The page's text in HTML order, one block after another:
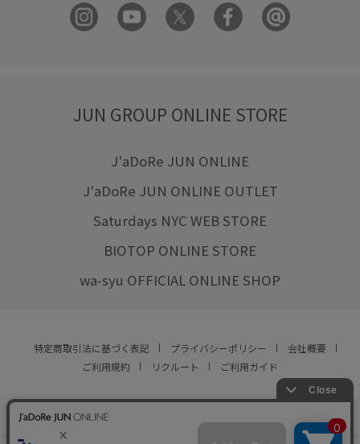
JUN GROUP ONLINE STORE
J'aDoRe JUN ONLINE
J'aDoRe JUN ONLINE OUTLET
Saturdays NYC WEB STORE
BIOTOP ONLINE STORE
wa-syu OFFICIAL ONLINE SHOP
特定商取引法に基づく表記 プライバシーポリシー
会社概要
ご利用規約
リクルート ご利用ガイド